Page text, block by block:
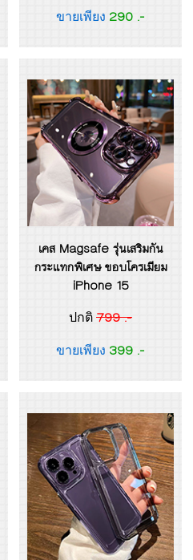
ขายเพียง 290 .-
เคส Magsafe รุ่นเสริมกัน
กระแทกพิเศษ ขอบโครเมียม
iPhone 15
ปกติ 799 .-
ขายเพียง 399 .-